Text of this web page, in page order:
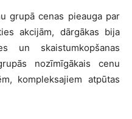
grupā cenas pieauga par
akcijām, dārgākas bija
un skaistumkopšanas
nozīmīgākais cenu
kompleksajiem atpūtas